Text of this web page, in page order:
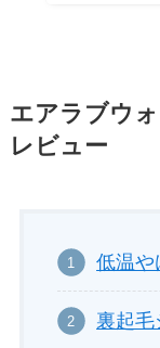
エアラブウ
レビュー
低温や
裏起毛